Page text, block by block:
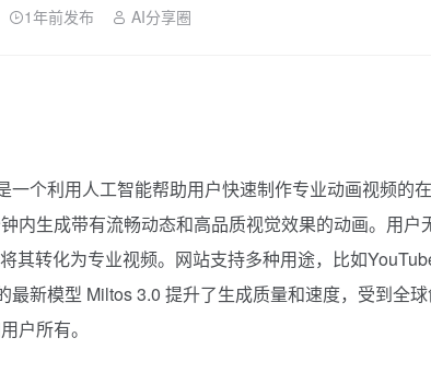
1年前发布 AI分享圈
一个利用人工智能帮助用户快速制作专业动画视频的
内生成带有流畅动态和高品质视觉效果的动画。用
其转化为专业视频。网站支持多种用途，比如
最新模型 Miltos 3.0 提升了生成质量和速度，受到全
户所有。